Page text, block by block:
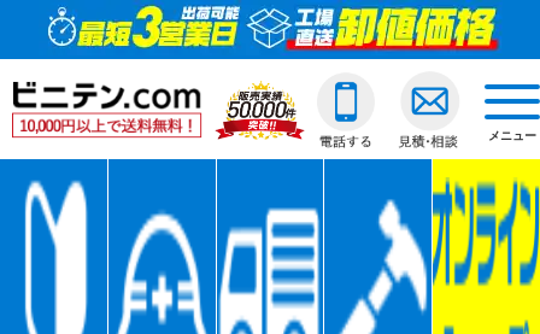
メニュー
ビニールカーテン 透明ビニールカーテン
糸入ビニールカーテン
ターポリンビニール
パワーシートビニー
ターポリンメッシュ
不燃ターポリンビニ
ジャバラビニールカーテン
透明ジャバラビニー
糸入りジャバラビニ
ターポリンジャバラ
コンビネーションジ
不燃ターポリンジャ
のれんカーテン式
のれんカーテン式ビ
のれんカーテン可動
戻る
ロールスクリーン
透明ロールスクリーン
透明糸入りロールス
ターポリンロールス
不燃ターポリンロー
透明電動ロールスク
糸入透明電動ロール
アコーディオンドア
透明アコーディオン
糸入アコーディオン
ターポリンアコーデ
不燃ターポリンアコ
戻る
ネットカーテン網
ネットカーテン/網
戻る
D30スチール製
D30アルミ製
D30ステンレス製
D30隙間シートレール
D40スチール製
D40アルミ製
間仕切ポールスリム
間仕切ポール押さえ
間仕切ポールHGタイ
間仕切ポールXGタイ
間仕切ポールネット用
透明ビニールカバー
糸入りビニールカバー
合繊帆布ビニールカ
パワーシートビニー
ターポリンビニール
オプション加工
透明ビニールシート
糸入りビニールシート
合繊帆布ビニールシ
パワーシートビニー
ターポリンビニール
オプション加工
透明フィルム原反・
糸入フィルム原反・
ターポリン原反・カ
帯電防止ターポリン
ターポリンメッシュ
パワーシート原反・
ご利用ガイド
他社との違い
ご注文の流れ
送料・配送方法
返品・交換